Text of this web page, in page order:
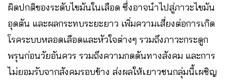
ผิดปกติของระดับไขมันในเลือด ซึ่งอาจนำไปสู่ภาวะไขมัน
อุดตัน และผลกระทบระยะยาว เพิ่มความเสี่ยงต่อการเกิด
โรคระบบหลอดเลือดและหัวใจต่างๆ รวมถึงภาวะกระดูก
พรุนก่อนวัยอันควร รวมถึงความกดดันทางสังคม และการ
ไม่ยอมรับจากสังคมรอบข้าง ส่งผลให้เยาวชนกลุ่มนี้เผชิญ